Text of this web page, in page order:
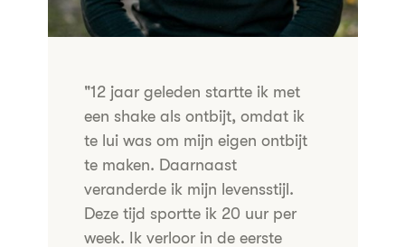
"12 jaar geleden startte ik met
een shake als ontbijt, omdat ik
te lui was om mijn eigen ontbijt
te maken. Daarnaast
veranderde ik mijn levensstijl.
Deze tijd sportte ik 20 uur per
week. Ik verloor in de eerste